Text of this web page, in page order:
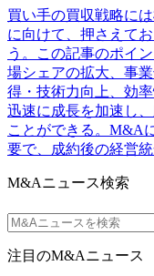
買い手の買収戦略に
に向けて、押さえて
う。この記事のポイ
場シェアの拡大、事
得・技術力向上、効
迅速に成長を加速し
ことができる。M&A
要で、成約後の経営
M&Aニュース検索
注目のM&Aニュース